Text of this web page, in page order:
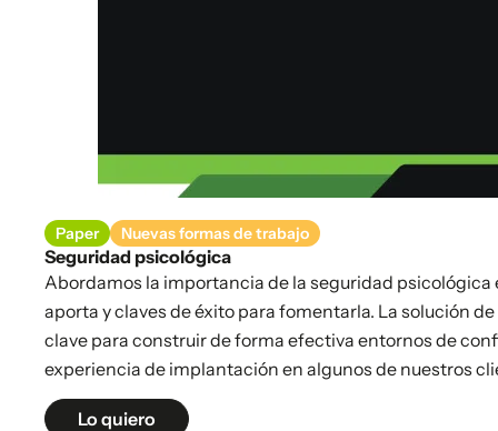
Paper Nuevas formas de trabajo
Seguridad psicológica
Abordamos la importancia de la seguridad psicológica
aporta y claves de éxito para fomentarla. La solución
clave para construir de forma efectiva entornos de
experiencia de implantación en algunos de nuestros
Lo quiero